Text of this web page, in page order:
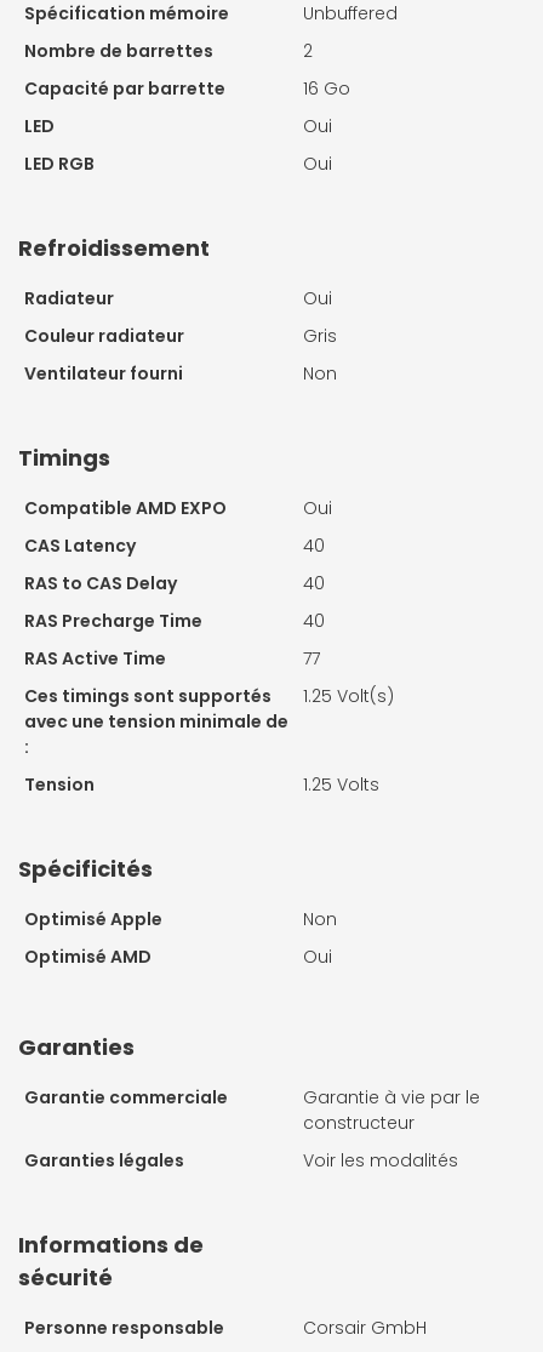
Spécification mémoire
Unbuffered
Nombre de barrettes
2
Capacité par barrette
16 Go
LED
Oui
LED RGB
Oui
Refroidissement
Radiateur
Oui
Couleur radiateur
Gris
Ventilateur fourni
Non
Timings
Compatible AMD EXPO
Oui
CAS Latency
40
RAS to CAS Delay
40
RAS Precharge Time
40
RAS Active Time
77
Ces timings sont supportés
avec une tension minimale de
:
1.25 Volt(s)
Tension 1.25 Volts
Spécificités
Optimisé Apple
Non
Optimisé AMD
Oui
Garanties
Garantie commerciale
Garantie à vie par le
constructeur
Garanties légales
Voir les modalités
Informations de
sécurité
Personne responsable
Corsair GmbH